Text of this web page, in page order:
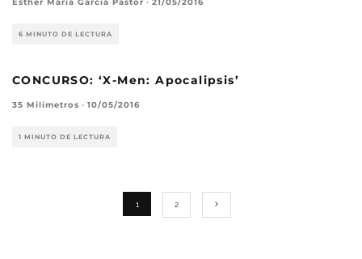
Esther María García Pastor · 21/05/2016
6 MINUTO DE LECTURA
CONCURSO: ‘X-Men: Apocalipsis’
35 Milímetros · 10/05/2016
1 MINUTO DE LECTURA
1 2